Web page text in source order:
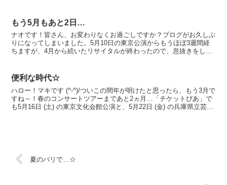
もう5月もあと2日…
ナオです！皆さん、お変わりなくお過ごしですか？ブログがお久しぶ
りになってしまいました。5月10日の東京公演からもうほぼ3週間経
ちますが、4月から続いたリサイタルが終わったので、息抜きをして
便利な時代☆
ハロー！マキです (^-^)/ついこの間年が明けたと思ったら、もう3月で
すね～！春のコンサートツアーまであと2ヵ月…「チケットぴあ」で
も5月16日 (土) の東京文化会館公演と、5月22日 (金) の兵庫県立芸術
夏のパリで…☆